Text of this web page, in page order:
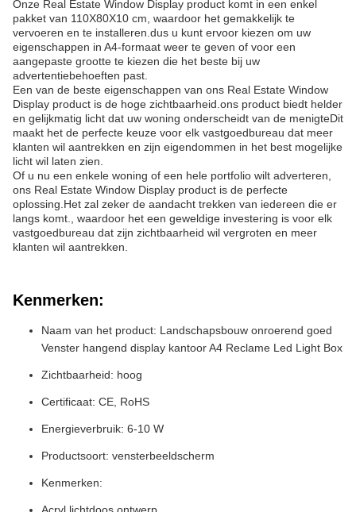
Onze Real Estate Window Display product komt in een enkel
pakket van 110X80X10 cm, waardoor het gemakkelijk te
vervoeren en te installeren.dus u kunt ervoor kiezen om uw
eigenschappen in A4-formaat weer te geven of voor een
aangepaste grootte te kiezen die het beste bij uw
advertentiebehoeften past.
Een van de beste eigenschappen van ons Real Estate Window
Display product is de hoge zichtbaarheid.ons product biedt helder
en gelijkmatig licht dat uw woning onderscheidt van de menigteDit
maakt het de perfecte keuze voor elk vastgoedbureau dat meer
klanten wil aantrekken en zijn eigendommen in het best mogelijke
licht wil laten zien.
Of u nu een enkele woning of een hele portfolio wilt adverteren,
ons Real Estate Window Display product is de perfecte
oplossing.Het zal zeker de aandacht trekken van iedereen die er
langs komt., waardoor het een geweldige investering is voor elk
vastgoedbureau dat zijn zichtbaarheid wil vergroten en meer
klanten wil aantrekken.
Kenmerken:
Naam van het product: Landschapsbouw onroerend goed
Venster hangend display kantoor A4 Reclame Led Light Box
Zichtbaarheid: hoog
Certificaat: CE, RoHS
Energieverbruik: 6-10 W
Productsoort: vensterbeeldscherm
Kenmerken: